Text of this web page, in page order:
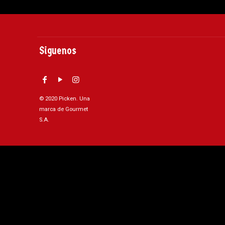
Siguenos
© 2020 Picken. Una
marca de Gourmet
S.A.